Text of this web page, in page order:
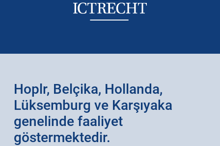
Hoplr, Belçika, Hollanda,
Lüksemburg ve Karşıyaka
genelinde faaliyet
göstermektedir.